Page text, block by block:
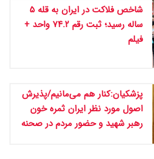
شاخص فلاکت در ایران به قله ۵
ساله رسید؛ ثبت رقم ۷۴.۲ واحد +
فیلم
پزشکیان:کنار هم می‌مانیم/پذیرش
اصول مورد نظر ایران ثمره خون
رهبر شهید و حضور مردم در صحنه